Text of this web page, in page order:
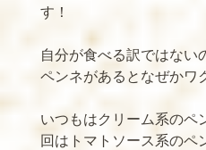
す！
自分が食べる訳ではない
ペンネがあるとなぜかワ
いつもはクリーム系のペ
回はトマトソース系のペ